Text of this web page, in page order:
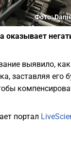
Фото:
оказывает
выявило,
заставляя его
портал